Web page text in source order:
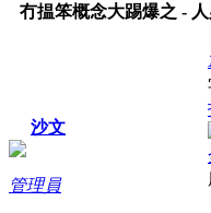
冇揾笨概念大踢爆之 -
沙文
管理員